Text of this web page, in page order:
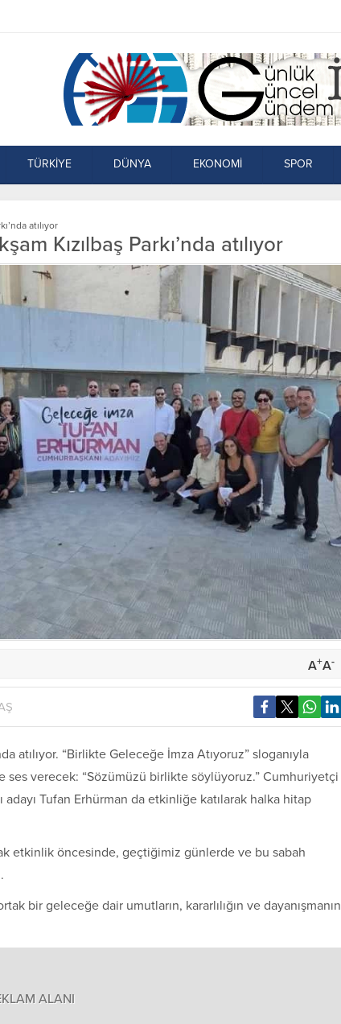
TÜRKİYE DÜNYA EKONOMİ SPOR
atılıyor
Kızılbaş Parkı’nda atılıyor
A+A-
atılıyor. “Birlikte Geleceğe İmza Atıyoruz” sloganıyla
verecek: “Sözümüzü birlikte söylüyoruz.” Cumhuriyetçi
adayı Tufan Erhürman da etkinliğe katılarak halka hitap
etkinlik öncesinde, geçtiğimiz günlerde ve bu sabah
bir geleceğe dair umutların, kararlılığın ve dayanışmanın
ALANI